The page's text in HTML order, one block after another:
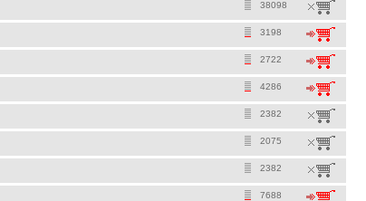
38098
3198
2722
4286
2382
2075
2382
7688